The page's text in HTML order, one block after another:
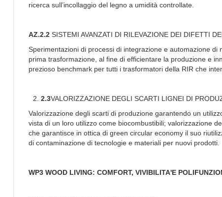
ricerca sull’incollaggio del legno a umidità controllate.
AZ.2.2 SISTEMI AVANZATI DI RILEVAZIONE DEI DIFETTI
Sperimentazioni di processi di integrazione e automazione
prima trasformazione, al fine di efficientare la produzione e
prezioso benchmark per tutti i trasformatori della RIR che
2.3VALORIZZAZIONE DEGLI SCARTI LIGNEI DI
Valorizzazione degli scarti di produzione garantendo un
vista di un loro utilizzo come biocombustibili; valorizzazione
che garantisce in ottica di green circular economy il suo
di contaminazione di tecnologie e materiali per nuovi prodotti.
WP3 WOOD LIVING: COMFORT, VIVIBILITA'E